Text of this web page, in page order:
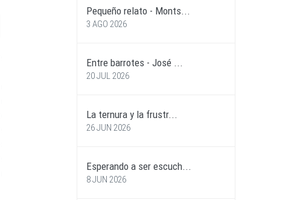
Pequeño relato - Monts...
3 AGO 2026
Entre barrotes - José ...
20 JUL 2026
La ternura y la frustr...
26 JUN 2026
Esperando a ser escuch...
8 JUN 2026